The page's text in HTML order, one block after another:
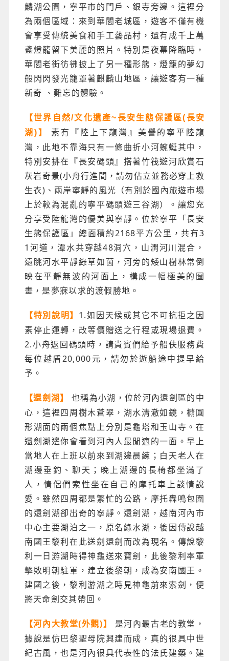
麟湖公園，寧平市的門戶、銀寺旁邊。這裡分
為兩個區域：來到華閭老城區，遊客不僅有機
會享受傳統美食和手工藝品村，還有成千上萬
盞燈籠留下美麗的照片。特別是夜幕降臨時，
華閭老街彷彿披上了另一種形態，燈籠的夢幻
般閃閃發光籠罩著麒麟山地區，讓遊客有一種
新奇 、難忘的體驗。
【世界自然/文化遺產~長安生態保護區(長安
湖)】
素有『陸上下龍灣』美譽的寧平陸龍
灣，此地不靠海只有一條曲折小河蜿蜒其中，
特別安排在『長安碼頭』搭著竹筏遊河欣賞石
灰岩奇景(小舟行進間，請勿佔立並務必穿上救
生衣)、兩岸寧靜的風光（有別於國內旅遊市場
上於較為混亂的寧平碼頭遊三谷湖）。讓您充
分享受陸龍灣的優美與寧靜。位於寧平「長安
生態保護區」總面積約2168平方公里，共有3
1河道，潭水共穿越48洞穴，山澗河川混合，
遠眺河水平靜綠草如茵，河旁的矮山樹林常倒
映在平靜無波的河面上，構成一幅極美的圖
畫，是夢寐以求的渡假勝地。
【特別說明】 1.如因天候或其它不可抗拒之因
素停止運轉，改等價贈送之行程或現場退費。
2.小舟返回碼頭時，請貴賓們給予船伕服務費
每位越盾20,000元，請勿於遊船途中提早給
予。
【還劍湖】
也稱為小湖，位於河內還劍區的中
心，這裡四周樹木蒼翠，湖水清澈如鏡，橢圓
形湖面的兩個焦點上分別是龜塔和玉山寺。在
還劍湖邊你會看到河內人最閒適的一面。早上
當地人在上班以前來到湖邊晨練；白天老人在
湖邊垂釣、聊天；晚上湖邊的長椅都坐滿了
人，情侶們索性坐在自己的摩托車上談情說
愛。雖然四周都是繁忙的公路，摩托轟鳴包圍
的還劍湖卻出奇的寧靜。還劍湖，越南河內市
中心主要湖泊之一，原名綠水湖，後因傳說越
南國王黎利在此送劍還劍而改為現名。傳說黎
利一日游湖時得神龜送來寶劍，此後黎利率軍
擊敗明朝駐軍，建立後黎朝，成為安南國王。
建國之後，黎利游湖之時見神龜前來索劍，便
將天命劍交其帶回。
【河內大教堂(外觀)】
是河內最古老的教堂，
據說是仿巴黎聖母院興建而成，真的很具中世
紀古風，也是河內很具代表性的法氏建築。建